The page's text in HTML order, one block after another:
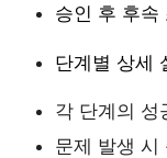
승인 후 후속
단계별 상세
각 단계의 성
문제 발생 시